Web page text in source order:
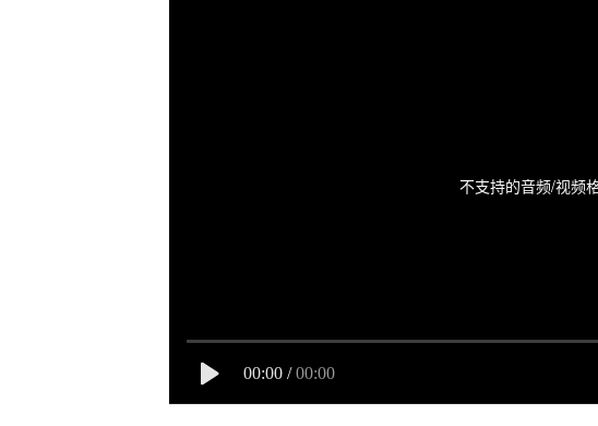
不支持的音频/视频
00:00 / 00:00